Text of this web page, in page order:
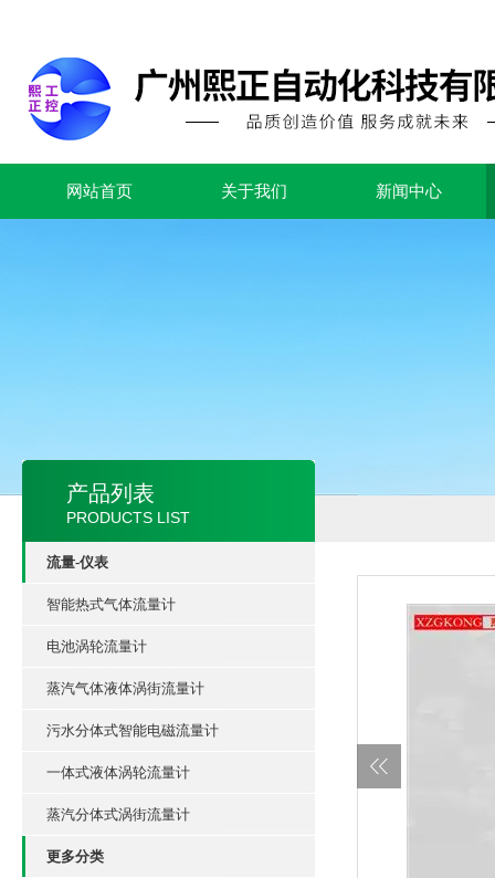
网站首页 关于我们 新闻中心
产品列表
PRODUCTS LIST
流量-仪表
智能热式气体流量计
电池涡轮流量计
蒸汽气体液体涡街流量计
污水分体式智能电磁流量计
一体式液体涡轮流量计
蒸汽分体式涡街流量计
更多分类